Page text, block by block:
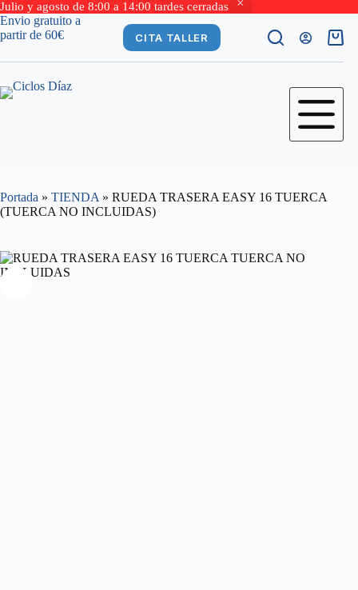
Julio y agosto de 8:00 a 14:00 tardes cerradas
Saltar
al
Envio gratuito a
partir de 60€
CITA TALLER
Carro
Portada » TIENDA » RUEDA TRASERA EASY 16 TUERCA
(TUERCA NO INCLUIDAS)